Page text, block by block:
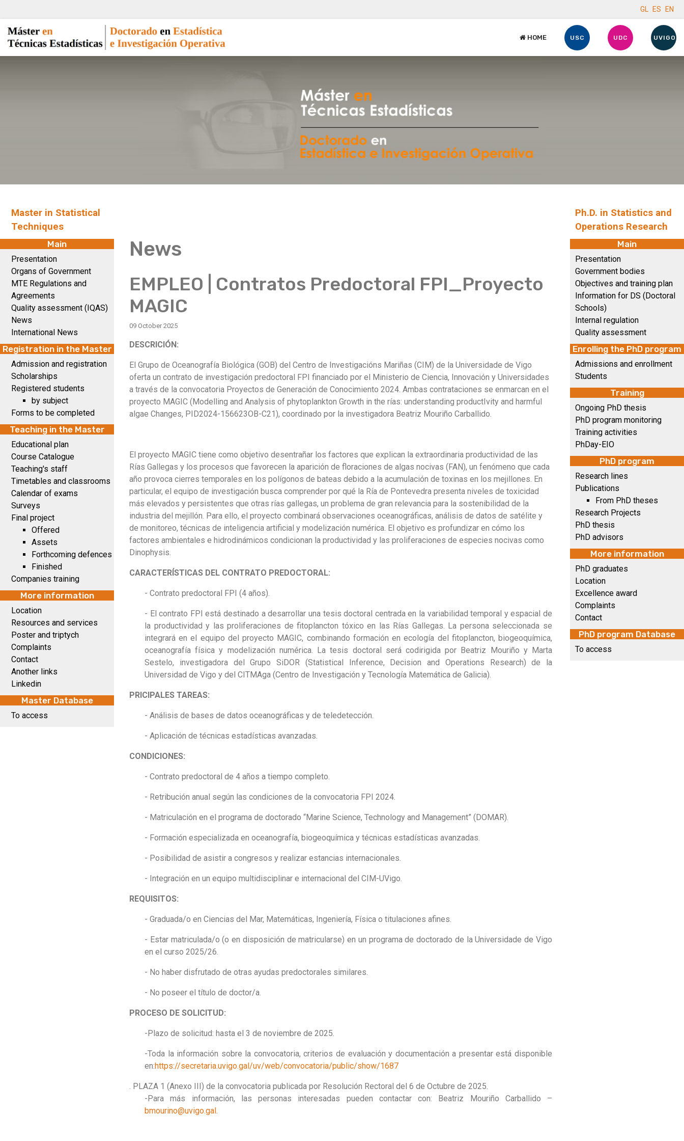
GL ES EN
HOME USC UDC UVIGO
Master in Statistical
Techniques
Main
Presentation
Organs of Government
MTE Regulations and
Agreements
Quality assessment (IQAS)
News
International News
Registration in the Master
Admission and registration
Scholarships
Registered students
by subject
Forms to be completed
Teaching in the Master
Educational plan
Course Catalogue
Teaching's staff
Timetables and classrooms
Calendar of exams
Surveys
Final project
Offered
Assets
Forthcoming defences
Finished
Companies training
More information
Location
Resources and services
Poster and triptych
Complaints
Contact
Another links
Linkedin
Master Database
To access
News
EMPLEO | Contratos Predoctoral FPI_Proyecto
MAGIC
09 October 2025
DESCRICIÓN:
El Grupo de Oceanografía Biológica (GOB) del Centro de Investigacións Mariñas (CIM) de la Universidade de Vigo
oferta un contrato de investigación predoctoral FPI financiado por el Ministerio de Ciencia, Innovación y Universidades
a través de la convocatoria Proyectos de Generación de Conocimiento 2024. Ambas contrataciones se enmarcan en el
proyecto MAGIC (Modelling and Analysis of phytoplankton Growth in the rías: understanding productIvity and harmful
algae Changes, PID2024-156623OB-C21), coordinado por la investigadora Beatriz Mouriño Carballido.
El proyecto MAGIC tiene como objetivo desentrañar los factores que explican la extraordinaria productividad de las
Rías Gallegas y los procesos que favorecen la aparición de floraciones de algas nocivas (FAN), un fenómeno que cada
año provoca cierres temporales en los polígonos de bateas debido a la acumulación de toxinas en los mejillones. En
particular, el equipo de investigación busca comprender por qué la Ría de Pontevedra presenta niveles de toxicidad
más elevados y persistentes que otras rías gallegas, un problema de gran relevancia para la sostenibilidad de la
industria del mejillón. Para ello, el proyecto combinará observaciones oceanográficas, análisis de datos de satélite y
de monitoreo, técnicas de inteligencia artificial y modelización numérica. El objetivo es profundizar en cómo los
factores ambientales e hidrodinámicos condicionan la productividad y las proliferaciones de especies nocivas como
Dinophysis.
CARACTERÍSTICAS DEL CONTRATO PREDOCTORAL:
- Contrato predoctoral FPI (4 años).
- El contrato FPI está destinado a desarrollar una tesis doctoral centrada en la variabilidad temporal y espacial de
la productividad y las proliferaciones de fitoplancton tóxico en las Rías Gallegas. La persona seleccionada se
integrará en el equipo del proyecto MAGIC, combinando formación en ecología del fitoplancton, biogeoquímica,
oceanografía física y modelización numérica. La tesis doctoral será codirigida por Beatriz Mouriño y Marta
Sestelo, investigadora del Grupo SiDOR (Statistical Inference, Decision and Operations Research) de la
Universidad de Vigo y del CITMAga (Centro de Investigación y Tecnología Matemática de Galicia).
PRICIPALES TAREAS:
- Análisis de bases de datos oceanográficas y de teledetección.
- Aplicación de técnicas estadísticas avanzadas.
CONDICIONES:
- Contrato predoctoral de 4 años a tiempo completo.
- Retribución anual según las condiciones de la convocatoria FPI 2024.
- Matriculación en el programa de doctorado “Marine Science, Technology and Management” (DOMAR).
- Formación especializada en oceanografía, biogeoquímica y técnicas estadísticas avanzadas.
- Posibilidad de asistir a congresos y realizar estancias internacionales.
- Integración en un equipo multidisciplinar e internacional del CIM-UVigo.
REQUISITOS:
- Graduada/o en Ciencias del Mar, Matemáticas, Ingeniería, Física o titulaciones afines.
- Estar matriculada/o (o en disposición de matricularse) en un programa de doctorado de la Universidade de Vigo
en el curso 2025/26.
- No haber disfrutado de otras ayudas predoctorales similares.
- No poseer el título de doctor/a.
PROCESO DE SOLICITUD:
-Plazo de solicitud: hasta el 3 de noviembre de 2025.
-Toda la información sobre la convocatoria, criterios de evaluación y documentación a presentar está disponible
en:https://secretaria.uvigo.gal/uv/web/convocatoria/public/show/1687
. PLAZA 1 (Anexo III) de la convocatoria publicada por Resolución Rectoral del 6 de Octubre de 2025.
-Para más información, las personas interesadas pueden contactar con: Beatriz Mouriño Carballido –
bmourino@uvigo.gal.
Ph.D. in Statistics and
Operations Research
Main
Presentation
Government bodies
Objectives and training plan
Information for DS (Doctoral
Schools)
Internal regulation
Quality assessment
Enrolling the PhD program
Admissions and enrollment
Students
Training
Ongoing PhD thesis
PhD program monitoring
Training activities
PhDay-EIO
PhD program
Research lines
Publications
From PhD theses
Research Projects
PhD thesis
PhD advisors
More information
PhD graduates
Location
Excellence award
Complaints
Contact
PhD program Database
To access